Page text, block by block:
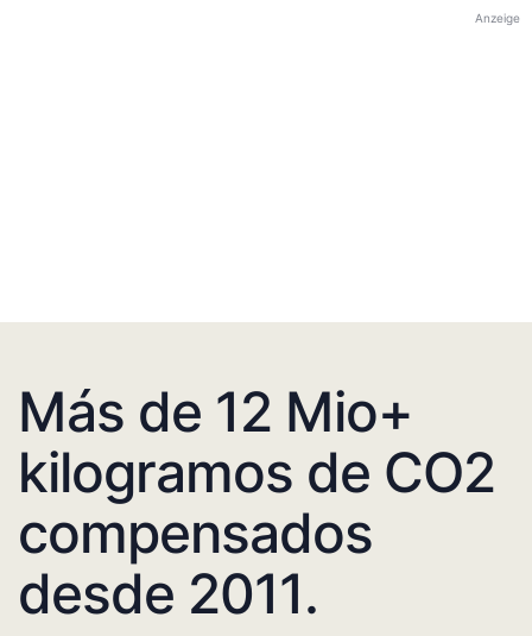
Anzeige
Más de 12 Mio+
kilogramos de CO2
compensados
desde 2011.